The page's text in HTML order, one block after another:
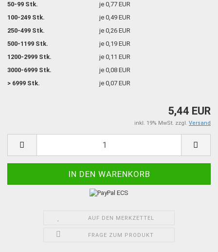
50-99 Stk.
je 0,77 EUR
100-249 Stk.
je 0,49 EUR
250-499 Stk.
je 0,26 EUR
500-1199 Stk.
je 0,19 EUR
1200-2999 Stk.
je 0,11 EUR
3000-6999 Stk.
je 0,08 EUR
> 6999 Stk.
je 0,07 EUR
5,44 EUR
inkl. 19% MwSt. zzgl. Versand
AUF DEN MERKZETTEL
FRAGE ZUM PRODUKT